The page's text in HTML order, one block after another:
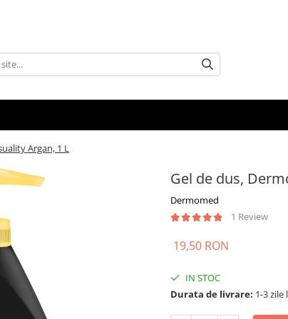
Argan, 1 L
Gel de dus,
Dermomed
1 Review
19,50 RON
IN STOC
Durata de livrare: 1-3